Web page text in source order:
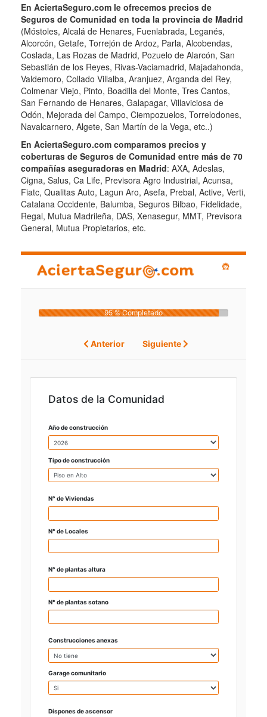
En AciertaSeguro.com le ofrecemos precios de
Seguros de Comunidad en toda la provincia de Madrid
(Móstoles, Alcalá de Henares, Fuenlabrada, Leganés,
Alcorcón, Getafe, Torrejón de Ardoz, Parla, Alcobendas,
Coslada, Las Rozas de Madrid, Pozuelo de Alarcón, San
Sebastián de los Reyes, Rivas-Vaciamadrid, Majadahonda,
Valdemoro, Collado Villalba, Aranjuez, Arganda del Rey,
Colmenar Viejo, Pinto, Boadilla del Monte, Tres Cantos,
San Fernando de Henares, Galapagar, Villaviciosa de
Odón, Mejorada del Campo, Ciempozuelos, Torrelodones,
Navalcarnero, Algete, San Martín de la Vega, etc..)
En AciertaSeguro.com comparamos precios y
coberturas de Seguros de Comunidad entre más de 70
compañías aseguradoras en Madrid: AXA, Adeslas,
Cigna, Salus, Ca Life, Previsora Agro Industrial, Acunsa,
Fiatc, Qualitas Auto, Lagun Aro, Asefa, Prebal, Active, Verti,
Catalana Occidente, Balumba, Seguros Bilbao, Fidelidade,
Regal, Mutua Madrileña, DAS, Xenasegur, MMT, Previsora
General, Mutua Propietarios, etc.
Anterior
95 % Completado
Siguiente
Datos de la Comunidad
Año de construcción
Tipo de construcción
N° de Viviendas
N° de Locales
N° de plantas altura
N° de plantas sotano
Construcciones anexas
Garage comunitario
Dispones de ascensor